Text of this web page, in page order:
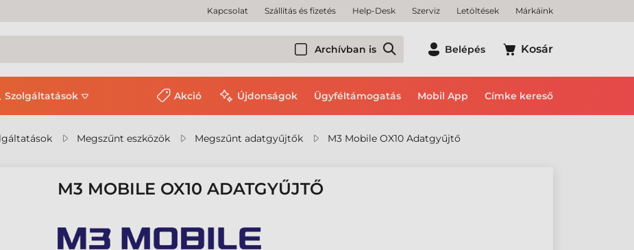
Kapcsolat Szállítás és fizetés Help-Desk Szerviz Letöltések Márkáink
Archívban is Belépés Kosár
Szolgáltatások Akció Újdonságok Ügyféltámogatás Mobil App Címke kereső
Megszűnt eszközök Megszűnt adatgyűjtők M3 Mobile OX10 Adatgyűjtő
M3 MOBILE OX10 ADATGYŰJTŐ